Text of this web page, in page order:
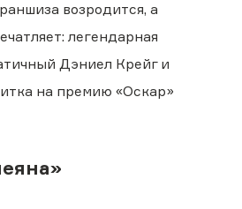
возродится, а
легендарная
Дэниел Крейг и
на премию «Оскар»